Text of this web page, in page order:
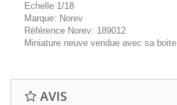
Echelle 1/18
Marque: Norev
Référence Norev: 189012
Miniature neuve vendue avec sa boite
AVIS